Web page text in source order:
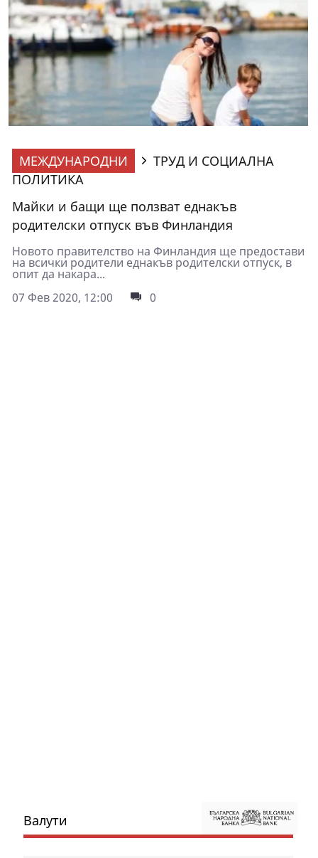
МЕЖДУНАРОДНИ
ТРУД И СОЦИАЛНА
ПОЛИТИКА
Майки и бащи ще ползват еднакъв
родителски отпуск във Финландия
Новото правителство на Финландия ще предостави
на всички родители еднакъв родителски отпуск, в
опит да накара...
07 Фев 2020, 12:00
0
Валути